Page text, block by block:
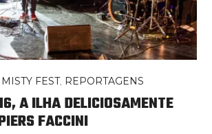
MISTY FEST, REPORTAGENS
A ILHA DELICIOSAMENTE
FACCINI